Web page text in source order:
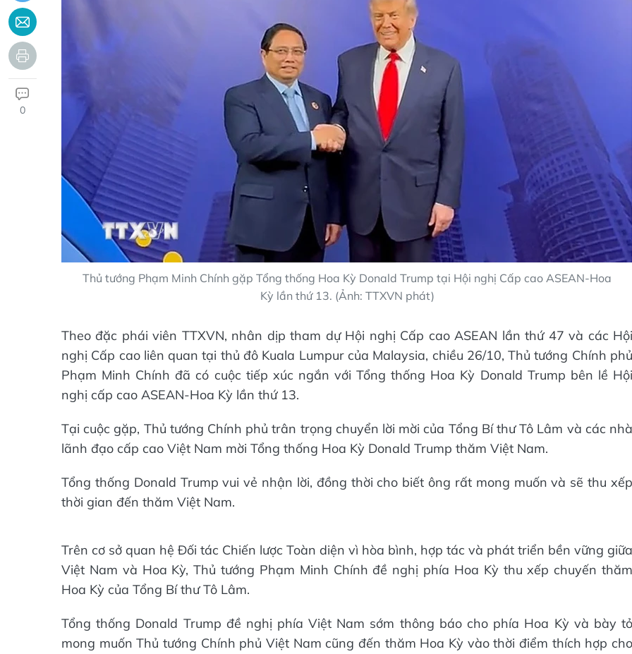
0
Thủ tướng Phạm Minh Chính gặp Tổng thống Hoa Kỳ Donald Trump tại Hội nghị Cấp cao ASEAN-Hoa
Kỳ lần thứ 13. (Ảnh: TTXVN phát)
Theo đặc phái viên TTXVN, nhân dịp tham dự Hội nghị Cấp cao ASEAN lần thứ 47 và các Hội
nghị Cấp cao liên quan tại thủ đô Kuala Lumpur của Malaysia, chiều 26/10, Thủ tướng Chính phủ
Phạm Minh Chính đã có cuộc tiếp xúc ngắn với Tổng thống Hoa Kỳ Donald Trump bên lề Hội
nghị cấp cao ASEAN-Hoa Kỳ lần thứ 13.
Tại cuộc gặp, Thủ tướng Chính phủ trân trọng chuyển lời mời của Tổng Bí thư Tô Lâm và các nhà
lãnh đạo cấp cao Việt Nam mời Tổng thống Hoa Kỳ Donald Trump thăm Việt Nam.
Tổng thống Donald Trump vui vẻ nhận lời, đồng thời cho biết ông rất mong muốn và sẽ thu xếp
thời gian đến thăm Việt Nam.
Trên cơ sở quan hệ Đối tác Chiến lược Toàn diện vì hòa bình, hợp tác và phát triển bền vững giữa
Việt Nam và Hoa Kỳ, Thủ tướng Phạm Minh Chính đề nghị phía Hoa Kỳ thu xếp chuyến thăm
Hoa Kỳ của Tổng Bí thư Tô Lâm.
Tổng thống Donald Trump đề nghị phía Việt Nam sớm thông báo cho phía Hoa Kỳ và bày tỏ
mong muốn Thủ tướng Chính phủ Việt Nam cũng đến thăm Hoa Kỳ vào thời điểm thích hợp cho